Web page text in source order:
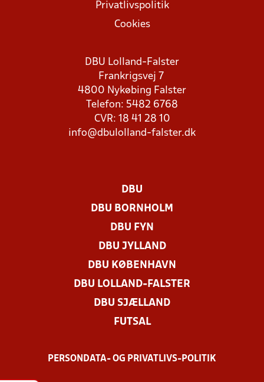
Privatlivspolitik
Cookies
DBU Lolland-Falster
Frankrigsvej 7
4800 Nykøbing Falster
Telefon: 5482 6768
CVR: 18 41 28 10
info@dbulolland-falster.dk
DBU
DBU BORNHOLM
DBU FYN
DBU JYLLAND
DBU KØBENHAVN
DBU LOLLAND-FALSTER
DBU SJÆLLAND
FUTSAL
PERSONDATA- OG PRIVATLIVS-POLITIK